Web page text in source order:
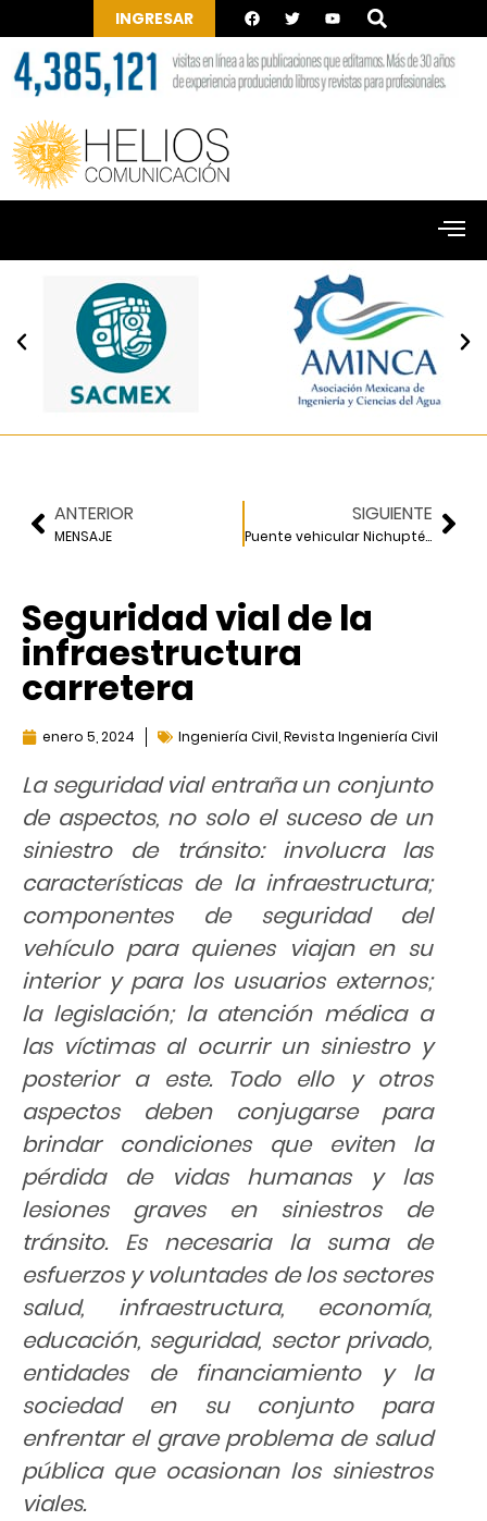
INGRESAR
ANTERIOR
MENSAJE
SIGUIENTE
Puente vehicular Nichupté: un reto para la ingeniería mexicana
Seguridad vial de la
infraestructura
carretera
enero 5, 2024 Ingeniería Civil Revista Ingeniería Civil
La seguridad vial entraña un conjunto
de aspectos, no solo el suceso de un
siniestro de tránsito: involucra las
características de la infraestructura;
componentes de seguridad del
vehículo para quienes viajan en su
interior y para los usuarios externos;
la legislación; la atención médica a
las víctimas al ocurrir un siniestro y
posterior a este. Todo ello y otros
aspectos deben conjugarse para
brindar condiciones que eviten la
pérdida de vidas humanas y las
lesiones graves en siniestros de
tránsito. Es necesaria la suma de
esfuerzos y voluntades de los sectores
salud, infraestructura, economía,
educación, seguridad, sector privado,
entidades de financiamiento y la
sociedad en su conjunto para
enfrentar el grave problema de salud
pública que ocasionan los siniestros
viales.